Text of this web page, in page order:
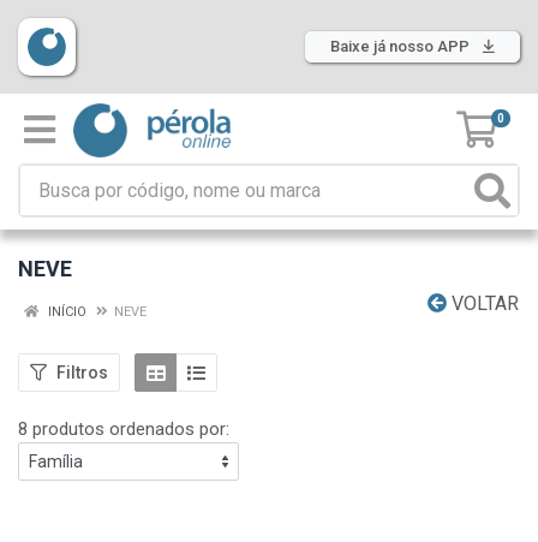
Baixe já nosso APP
0
NEVE
VOLTAR
INÍCIO NEVE
Filtros
8 produtos ordenados por: